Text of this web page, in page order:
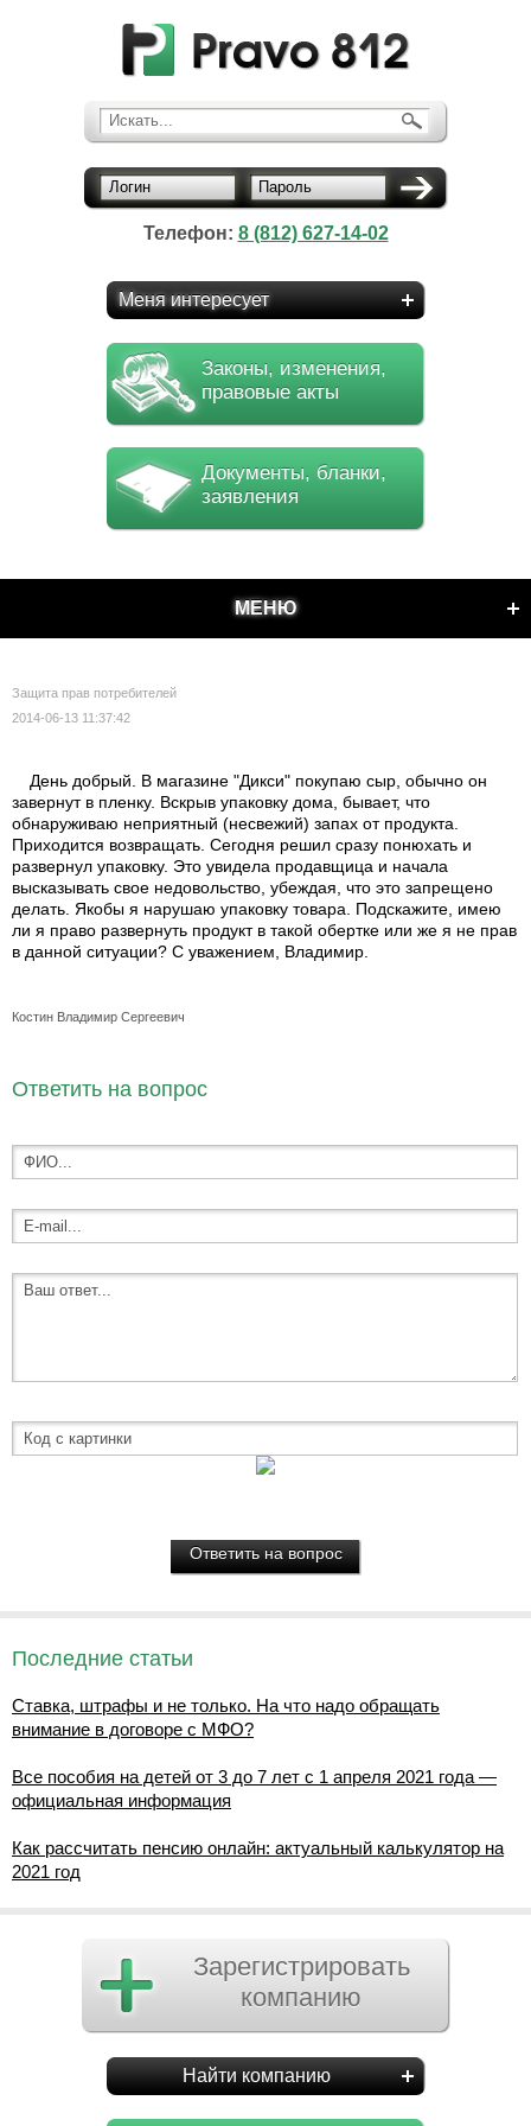
Искать...
Логин Пароль
Телефон: 8 (812) 627-14-02
Меня интересует
Законы, изменения,
правовые акты
Документы, бланки,
заявления
МЕНЮ
Защита прав потребителей
2014-06-13 11:37:42
День добрый. В магазине "Дикси" покупаю сыр, обычно он
завернут в пленку. Вскрыв упаковку дома, бывает, что
обнаруживаю неприятный (несвежий) запах от продукта.
Приходится возвращать. Сегодня решил сразу понюхать и
развернул упаковку. Это увидела продавщица и начала
высказывать свое недовольство, убеждая, что это запрещено
делать. Якобы я нарушаю упаковку товара. Подскажите, имею
ли я право развернуть продукт в такой обертке или же я не прав
в данной ситуации? С уважением, Владимир.
Костин Владимир Сергеевич
Ответить на вопрос
Последние статьи
Ставка, штрафы и не только. На что надо обращать
внимание в договоре с МФО?
Все пособия на детей от 3 до 7 лет с 1 апреля 2021 года —
официальная информация
Как рассчитать пенсию онлайн: актуальный калькулятор на
2021 год
Зарегистрировать
компанию
Найти компанию